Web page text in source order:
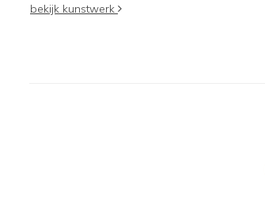
bekijk kunstwerk